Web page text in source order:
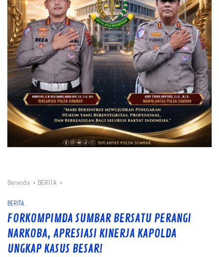
Beranda BERITA
BERITA
FORKOMPIMDA SUMBAR BERSATU PERANGI
NARKOBA, APRESIASI KINERJA KAPOLDA
UNGKAP KASUS BESAR!